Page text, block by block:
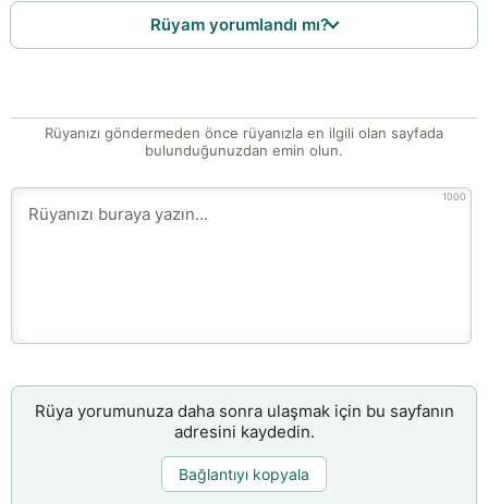
Rüyam yorumlandı mı?
Rüyanızı göndermeden önce rüyanızla en ilgili olan sayfada
bulunduğunuzdan emin olun.
1000
Rüya yorumunuza daha sonra ulaşmak için bu sayfanın
adresini kaydedin.
Bağlantıyı kopyala